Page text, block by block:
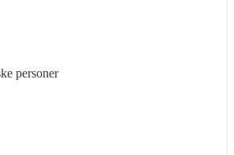
personer